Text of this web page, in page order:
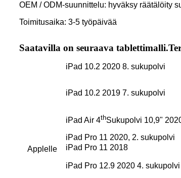
OEM / ODM-suunnittelu: hyväksy räätälöity
Toimitusaika: 3-5 työpäivää
Saatavilla on seuraava
Applelle
iPad 10.2 2020 8. sukupolvi
iPad 10.2 2019 7. sukupolvi
iPad Air 4thSukupolvi 10,9"
iPad Pro 11 2020, 2. sukupolvi
iPad Pro 11 2018
iPad Pro 12.9 2020 4. sukupolvi